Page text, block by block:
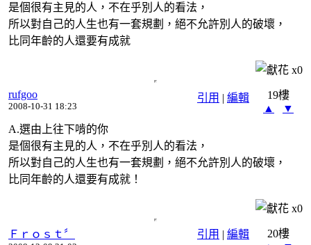
是個很有主見的人，不在乎別人的看法，
所以對自己的人生也有一套規劃，絕不允許別人的破壞，
比同年齡的人還要有成就
x0
引用 | 編輯
rufgoo
2008-10-31 18:23
19樓
▲
▼
A.選由上往下啃的你
是個很有主見的人，不在乎別人的看法，
所以對自己的人生也有一套規劃，絕不允許別人的破壞，
比同年齡的人還要有成就！
x0
引用 | 編輯
Ｆｒｏｓｔ〞
20樓